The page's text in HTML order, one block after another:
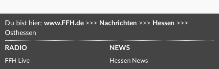
Du bist hier: www.FFH.de >>> Nachrichten >>> Hessen >>>
Osthessen
RADIO
FFH Live
NEWS
Hessen News